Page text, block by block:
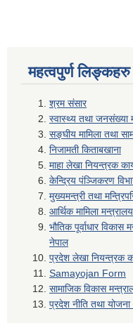
महत्वपुर्ण लिङ्कहरु
श्रम संसार
स्वास्थ्य तथा जनसंख्या
सङ्घीय मामिला तथा
निजामती किताबखाना
माहा लेखा नियन्त्रक
केन्द्रिय पंञ्जिकरण
मुख्यमन्त्री तथा
आर्थिक मामिला
भौतिक पूर्वाधार
नेपाल
प्रदेश लेखा नियन्त्रक
Samayojan Form
सामाजिक विकास
प्रदेश नीति तथा